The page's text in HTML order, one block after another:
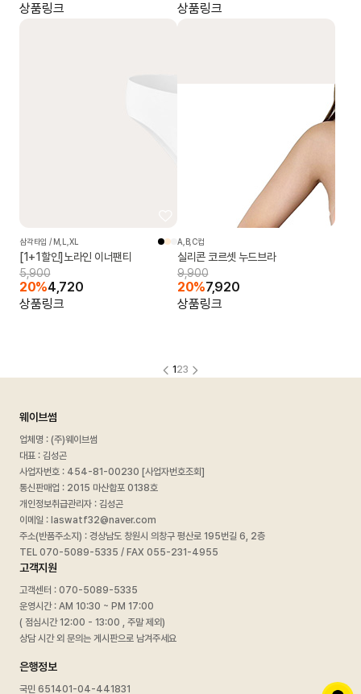
상품링크
상품링크
삼각타입 / M,L,XL
[1+1할인]노라인 이너팬티
5,900
20%4,720
상품링크
A,B,C컵
실리콘 코르셋 누드브라
9,900
20%7,920
상품링크
1 23
웨이브썸
업체명 : (주)웨이브썸
대표 : 김성곤
사업자번호 : 454-81-00230 [사업자번호조회]
통신판매업 : 2015 마산합포 0138호
개인정보취급관리자 : 김성곤
이메일 : laswatf32@naver.com
주소(반품주소지) : 경상남도 창원시 의창구 평산로 195번길 6, 2층
TEL 070-5089-5335 / FAX 055-231-4955
고객지원
고객센터 : 070-5089-5335
운영시간 : AM 10:30 ~ PM 17:00
( 점심시간 12:00 - 13:00 , 주말 제외)
상담 시간 외 문의는 게시판으로 남겨주세요
은행정보
국민 651401-04-441831